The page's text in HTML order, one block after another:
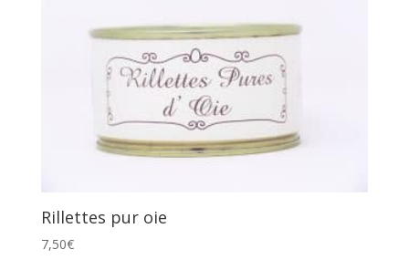
Rillettes pur oie
7,50€